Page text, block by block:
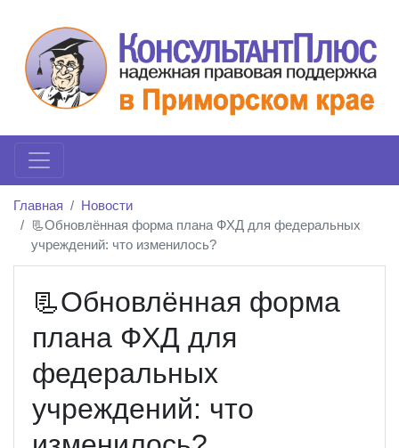
Главная
Новости
📃Обновлённая форма плана ФХД для федеральных
учреждений: что изменилось?
📃Обновлённая форма
плана ФХД для
федеральных
учреждений: что